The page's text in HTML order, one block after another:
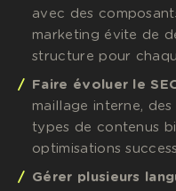
avec des
marketing évite de
structure pour
Faire évoluer le
maillage interne,
types de contenus
optimisations
Gérer plusieurs